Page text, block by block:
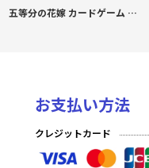
五等分の花嫁 カードゲーム ブースターパック vol.8 恋と青春が最高潮！
お支払い方法
クレジットカード